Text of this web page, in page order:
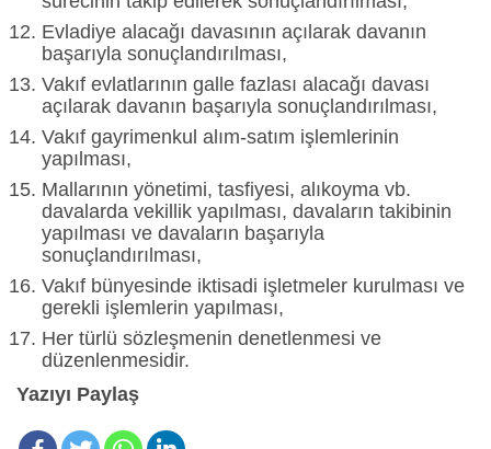
Evladiye alacağı davasının açılarak davanın
başarıyla sonuçlandırılması,
Vakıf evlatlarının galle fazlası alacağı davası
açılarak davanın başarıyla sonuçlandırılması,
Vakıf gayrimenkul alım-satım işlemlerinin
yapılması,
Mallarının yönetimi, tasfiyesi, alıkoyma vb.
davalarda vekillik yapılması, davaların takibinin
yapılması ve davaların başarıyla
sonuçlandırılması,
Vakıf bünyesinde iktisadi işletmeler kurulması ve
gerekli işlemlerin yapılması,
Her türlü sözleşmenin denetlenmesi ve
düzenlenmesidir.
Yazıyı Paylaş